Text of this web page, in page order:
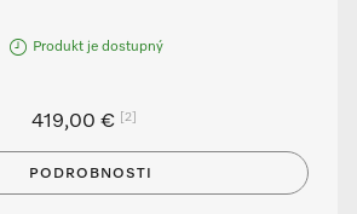
Produkt je dostupný
419,00 € [2]
PODROBNOSTI